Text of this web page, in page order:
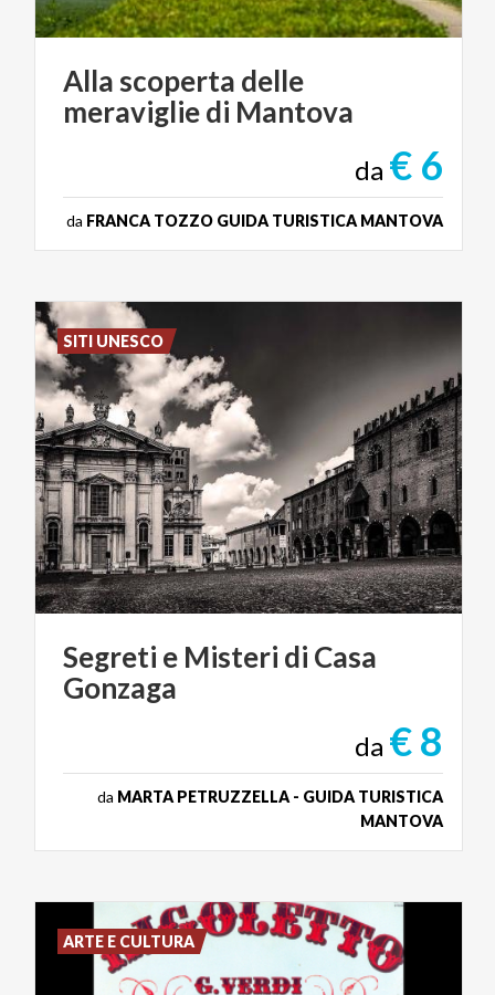
Alla scoperta delle
meravigliedi Mantova
da € 6
da FRANCA TOZZO GUIDA TURISTICA MANTOVA
Segreti e Misteri di Casa
Gonzaga
da € 8
da MARTA PETRUZZELLA - GUIDA TURISTICA
MANTOVA
SITI UNESCO
ARTE E CULTURA